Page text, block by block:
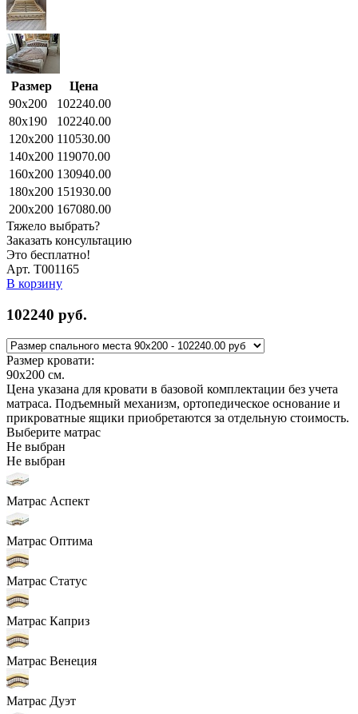
Размер
Цена
90x200
102240.00
80x190
102240.00
120x200 110530.00
140x200 119070.00
160x200 130940.00
180x200 151930.00
200x200 167080.00
Тяжело выбрать?
Заказать консультацию
Это бесплатно!
Арт. Т001165
В корзину
102240 руб.
Размер кровати:
90x200 см.
Цена указана для кровати в базовой комплектации без учета
матраса. Подъемный механизм, ортопедическое основание и
прикроватные ящики приобретаются за отдельную стоимость.
Выберите матрас
Не выбран
Не выбран
Матрас Аспект
Матрас Оптима
Матрас Статус
Матрас Каприз
Матрас Венеция
Матрас Дуэт